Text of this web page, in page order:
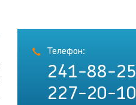
Телефон:
241-88-25
227-20-10